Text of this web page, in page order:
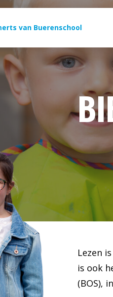
van Buerenschool
Lezen
is ook
(BOS),